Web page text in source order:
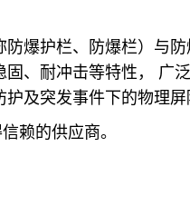
防爆护栏、防爆栏）与
、耐冲击等特性， 广
及突发事件下的物理屏
赖的供应商。